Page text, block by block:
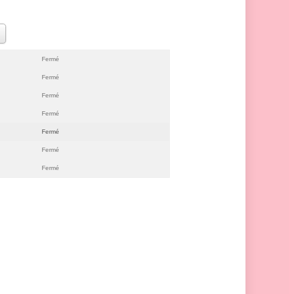
Fermé
Fermé
Fermé
Fermé
Fermé
Fermé
Fermé